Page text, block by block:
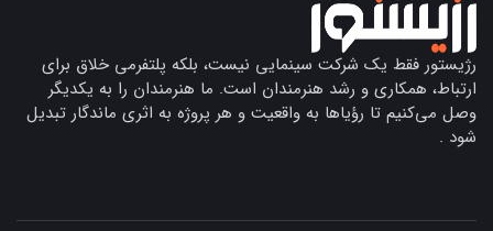
رژیستور فقط یک شرکت سینمایی نیست، بلکه پلتفرمی خلاق برای
ارتباط، همکاری و رشد هنرمندان است. ما هنرمندان را به یکدیگر
وصل می‌کنیم تا رؤیاها به واقعیت و هر پروژه به اثری ماندگار تبدیل
شود .